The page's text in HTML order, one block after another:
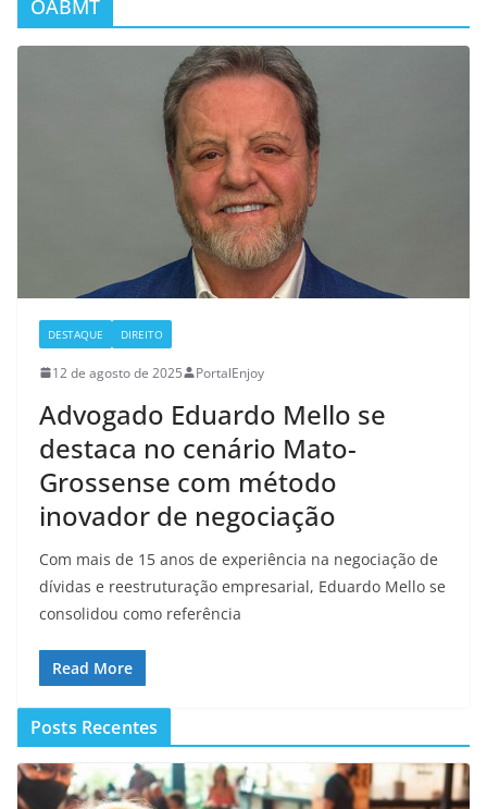
OABMT
DESTAQUE DIREITO
12 de agosto de 2025 PortalEnjoy
Advogado Eduardo Mello se
destaca no cenário Mato-
Grossense com método
inovador de negociação
Com mais de 15 anos de experiência na negociação de
dívidas e reestruturação empresarial, Eduardo Mello se
consolidou como referência
Read More
Posts Recentes